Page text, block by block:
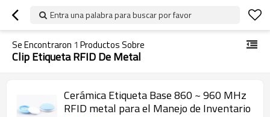
Entra una palabra para buscar por favor
Se Encontraron 1 Productos Sobre
Clip Etiqueta RFID De Metal
Cerámica Etiqueta Base 860 ~ 960 MHz
RFID metal para el Manejo de Inventario